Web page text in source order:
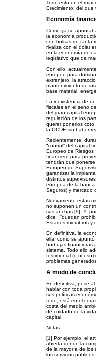
Todo esto en el
Crecimiento, del que
Economía
Como ya se
la economía
con bolsas de tanta
rivaliza con el dólar
en la economía de
legislativo que da
Con ello,
europeo para
extranjero, la
mantenimiento de
base material,
La inexistencia de
fiscales en el seno
del gran capital
regulación de los
querer ponerlos
la OCDE sin haber
Recientemente,
“control” del capital
Europeo de Riesgos
financiero para
tendrán que
Europeo de
garantizar la
distintos
europea de la
Seguros) y mercado
Nuevamente estas
no suponen un
sus anchas [9]. Y,
dice : “quedan
Estados miembros y
En definitiva, la
ella, como se
burbujas financieras
sistema. Todo ello
testimonial (o ni
problemas
A modo de
En definitiva, pese
hablar con toda
sus políticas
todo, está en el
costa del medio
de cuidado de la
capital.
Notas :
[1] Por ejemplo, el
abierta donde la
de la mayoría de los
los servicios públicos.